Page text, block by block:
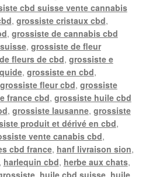
cbd suisse vente cannabis
, grossiste cristaux cbd,
, grossiste de cannabis cbd
, grossiste de fleur
fleurs de cbd, grossiste e
, grossiste en cbd,
grossiste fleur cbd, grossiste
france cbd, grossiste huile cbd
, grossiste lausanne, grossiste
produit et dérivé en cbd,
vente canabis cbd,
cbd france, hanf livraison sion,
, harlequin cbd, herbe aux chats,